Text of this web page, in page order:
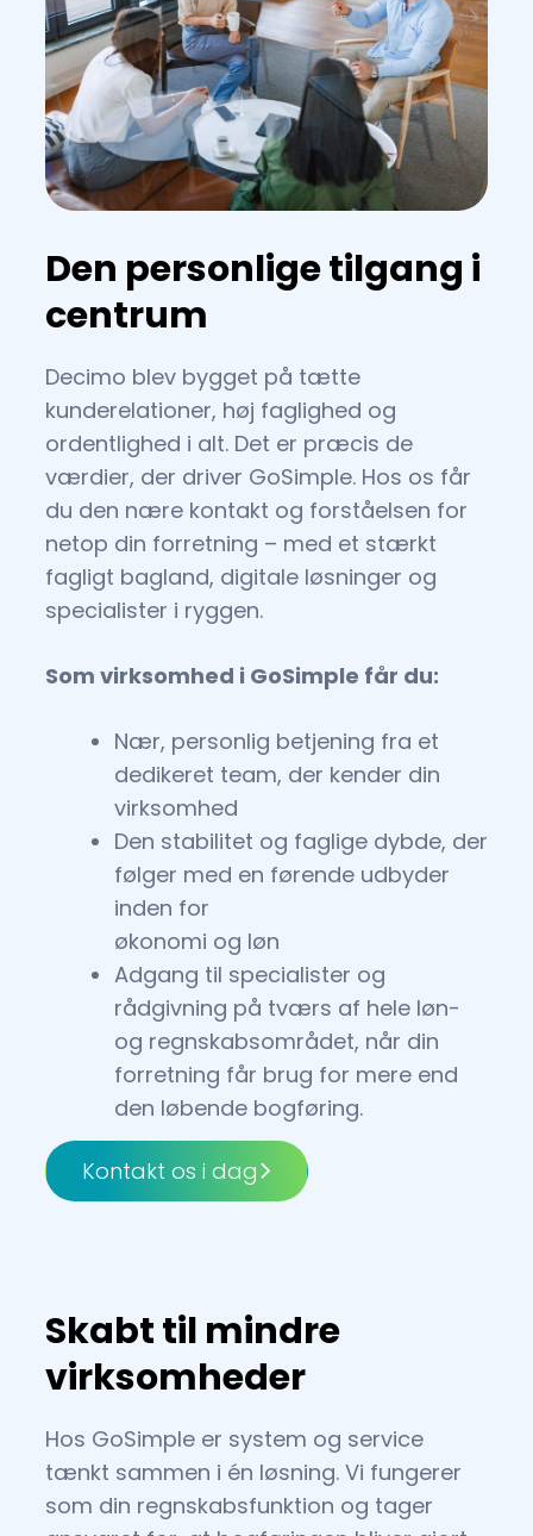
Den personlige tilgang i
centrum
Decimo blev bygget på tætte
kunderelationer, høj faglighed og
ordentlighed i alt. Det er præcis de
værdier, der driver GoSimple. Hos os får
du den nære kontakt og forståelsen for
netop din forretning – med et stærkt
fagligt bagland, digitale løsninger og
specialister i ryggen.
Som virksomhed i GoSimple får du:
Nær, personlig betjening fra et
dedikeret team, der kender din
virksomhed
Den stabilitet og faglige dybde, der
følger med en førende udbyder
inden for
økonomi og løn
Adgang til specialister og
rådgivning på tværs af hele løn-
og regnskabsområdet, når din
forretning får brug for mere end
den løbende bogføring.
Kontakt os i dag
Skabt til mindre
virksomheder
Hos GoSimple er system og service
tænkt sammen i én løsning. Vi fungerer
som din regnskabsfunktion og tager